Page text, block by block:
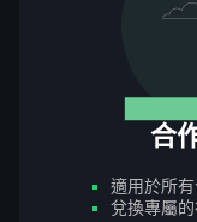
合
適用於所
兌換專屬